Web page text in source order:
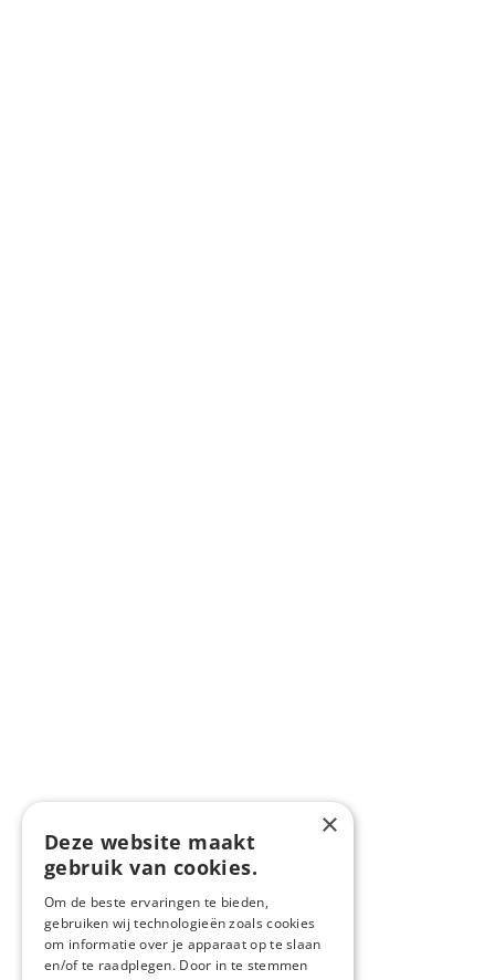
×
Deze website maakt
gebruik van cookies.
Om de beste ervaringen te bieden,
gebruiken wij technologieën zoals cookies
om informatie over je apparaat op te slaan
en/of te raadplegen. Door in te stemmen